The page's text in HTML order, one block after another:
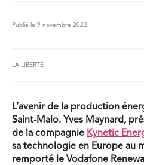
Publié le 9 novembre 2022
LA LIBERTÉ
L’avenir de la production
Saint-Malo. Yves Maynard,
de la compagnie Kynetic
sa technologie en Europe au
remporté le Vodafone